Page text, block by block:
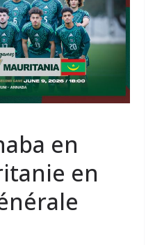
en
en